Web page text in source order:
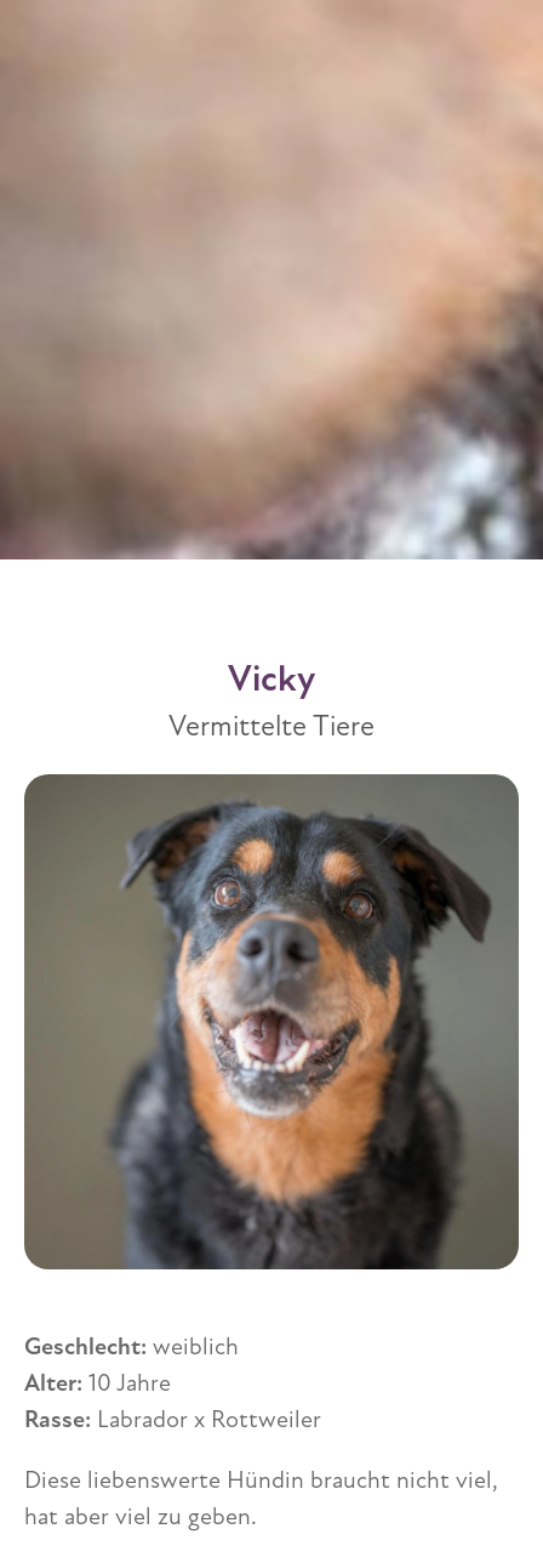
Vicky
Vermittelte Tiere
Geschlecht: weiblich
Alter: 10 Jahre
Rasse: Labrador x Rottweiler
Diese liebenswerte Hündin braucht nicht viel,
hat aber viel zu geben.